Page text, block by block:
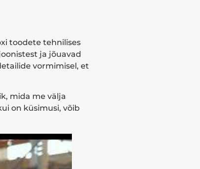
toodete tehnilises
ja jõuavad
vormimisel, et
mida me välja
on küsimusi, võib